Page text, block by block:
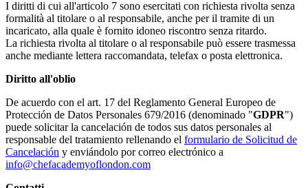
I diritti di cui all'articolo 7 sono esercitati con richiesta rivolta senza
formalità al titolare o al responsabile, anche per il tramite di un
incaricato, alla quale è fornito idoneo riscontro senza ritardo.
La richiesta rivolta al titolare o al responsabile può essere trasmessa
anche mediante lettera raccomandata, telefax o posta elettronica.
Diritto all'oblio
De acuerdo con el art. 17 del Reglamento General Europeo de
Protección de Datos Personales 679/2016 (denominado "GDPR")
puede solicitar la cancelación de todos sus datos personales al
responsable del tratamiento rellenando el formulario de Solicitud de
Cancelación y enviándolo por correo electrónico a
info@chefacademyoflondon.com